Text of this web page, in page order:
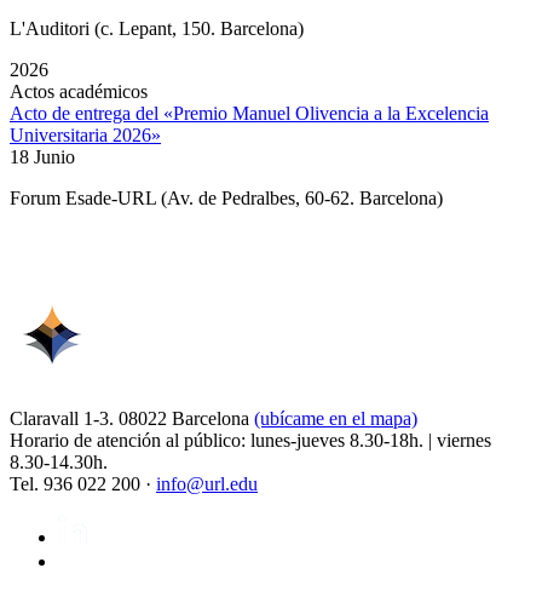
L'Auditori (c. Lepant, 150. Barcelona)
2026
Actos académicos
Acto de entrega del «Premio Manuel Olivencia a la Excelencia
Universitaria 2026»
18 Junio
Forum Esade-URL (Av. de Pedralbes, 60-62. Barcelona)
Claravall 1-3. 08022 Barcelona (ubícame en el mapa)
Horario de atención al público: lunes-jueves 8.30-18h. | viernes
8.30-14.30h.
Tel. 936 022 200 · info@url.edu